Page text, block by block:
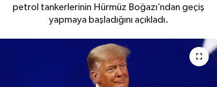
petrol tankerlerinin Hürmüz Boğazı’ndan geçiş
yapmaya başladığını açıkladı.